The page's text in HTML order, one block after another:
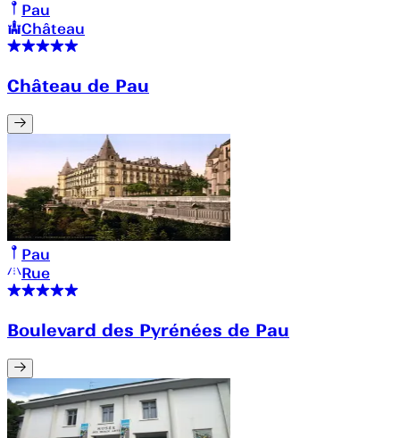
Pau
Château
Château de Pau
Pau
Rue
Boulevard des Pyrénées de Pau